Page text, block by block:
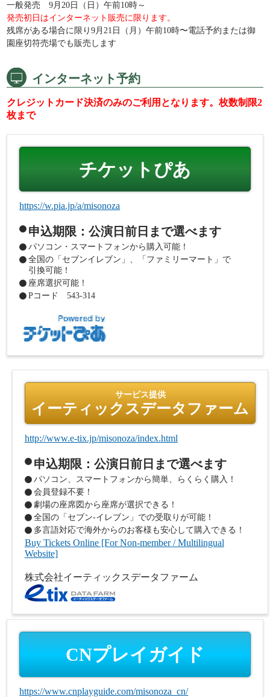
一般発売 9月20日（日）午前10時～
発売初日はインターネット販売に限ります。
残席がある場合に限り9月21日（月）午前10時〜電話予約または御
園座切符売場でも販売します
インターネット予約
クレジットカード決済のみのご利用となります。枚数制限2
枚まで
チケットぴあ
https://w.pia.jp/a/misonoza
申込期限：公演日前日まで選べます
パソコン・スマートフォンから購入可能！
全国の「セブンイレブン」、「ファミリーマート」で
引換可能！
座席選択可能！
Pコード 543-314
サービス提供
イーティックスデータファーム
http://www.e-tix.jp/misonoza/index.html
申込期限：公演日前日まで選べます
パソコン、スマートフォンから簡単、らくらく購入！
会員登録不要！
劇場の座席図から座席が選択できる！
全国の「セブン-イレブン」での受取りが可能！
多言語対応で海外からのお客様も安心して購入できる！
Buy Tickets Online [For Non-member / Multilingual
Website]
株式会社イーティックスデータファーム
CNプレイガイド
https://www.cnplayguide.com/misonoza_cn/